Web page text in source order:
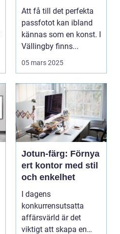
Att få till det perfekta
passfotot kan ibland
kännas som en konst. I
Vällingby finns...
05 mars 2025
Jotun-färg: Förnya
ert kontor med stil
och enkelhet
I dagens
konkurrensutsatta
affärsvärld är det
viktigt att skapa en